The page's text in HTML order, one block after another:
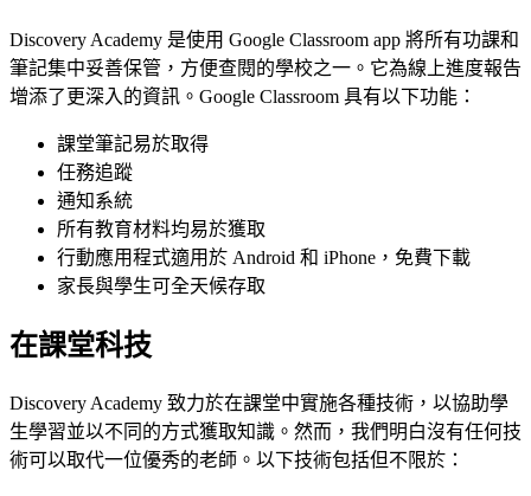
Discovery Academy 是使用 Google Classroom app 將所有功課和
筆記集中妥善保管，方便查閱的學校之一。它為線上進度報告
增添了更深入的資訊。Google Classroom 具有以下功能：
課堂筆記易於取得
任務追蹤
通知系統
所有教育材料均易於獲取
行動應用程式適用於 Android 和 iPhone，免費下載
家長與學生可全天候存取
在課堂科技
Discovery Academy 致力於在課堂中實施各種技術，以協助學
生學習並以不同的方式獲取知識。然而，我們明白沒有任何技
術可以取代一位優秀的老師。以下技術包括但不限於：